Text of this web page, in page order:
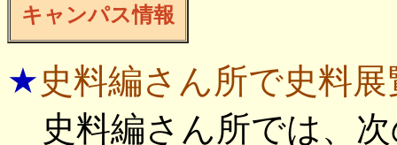
キャンパス情報
★史料編さん所で史料
史料編さん所では、